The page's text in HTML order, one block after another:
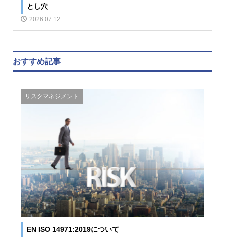
とし穴
2026.07.12
おすすめ記事
リスクマネジメント
EN ISO 14971:2019について